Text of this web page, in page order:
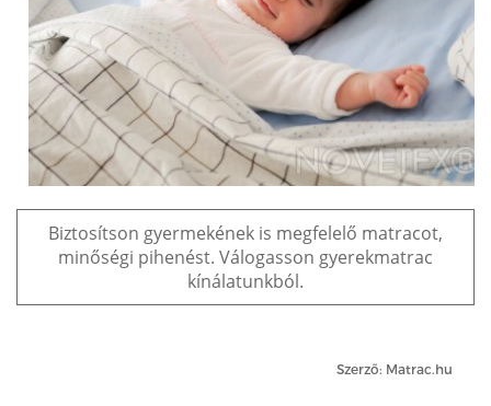
Biztosítson gyermekének is megfelelő matracot,
minőségi pihenést. Válogasson gyerekmatrac
kínálatunkból.
Szerző: Matrac.hu